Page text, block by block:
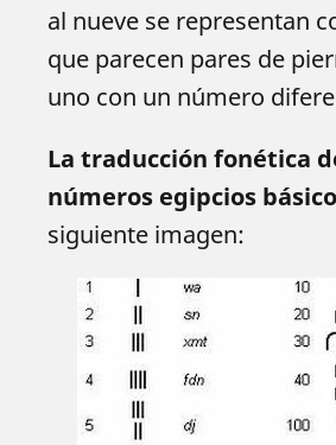
al nueve se representan
que parecen pares de
uno con un número
La traducción fonética
números egipcios
siguiente imagen: